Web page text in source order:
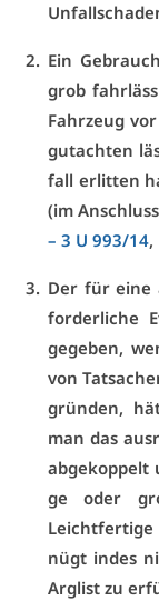
Ein
grob
Fahr­zeug
gut­ach­ten
fall er­lit­ten
(im
– 3 U 993/14,
Der für ei­ne
for­der­li­che
ge­ge­ben,
von
grün­den,
man das
ge oder
nügt in­des
Arg­list zu